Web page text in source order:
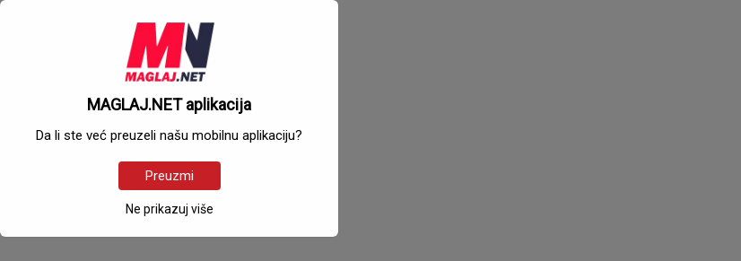
MAGLAJ.NET aplikacija
Da li ste već preuzeli našu mobilnu aplikaciju?
Preuzmi
Ne prikazuj više